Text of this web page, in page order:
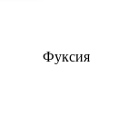
Фуксия